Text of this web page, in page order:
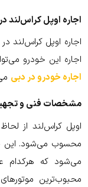
اجاره اوپل کراس‌لند
اجاره اوپل کراس‌لند
اجاره این خودرو
اجاره خودرو در دبی
مشخصات فنی و
اوپل کراس‌لند از
محسوب می‌شود. این
می‌شود که هرکدام